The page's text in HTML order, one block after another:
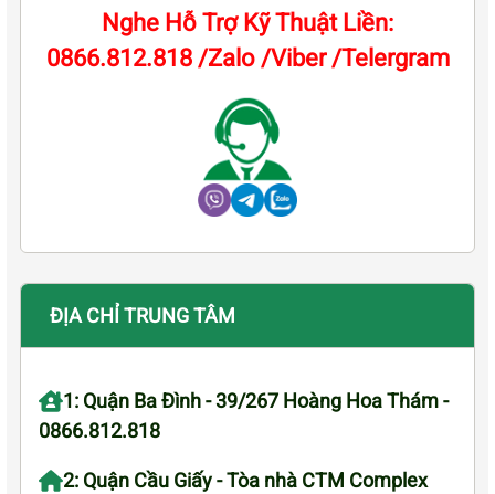
Nghe Hỗ Trợ Kỹ Thuật Liền:
0866.812.818 /Zalo /Viber /Telergram
ĐỊA CHỈ TRUNG TÂM
1: Quận Ba Đình - 39/267 Hoàng Hoa Thám -
0866.812.818
2: Quận Cầu Giấy - Tòa nhà CTM Complex